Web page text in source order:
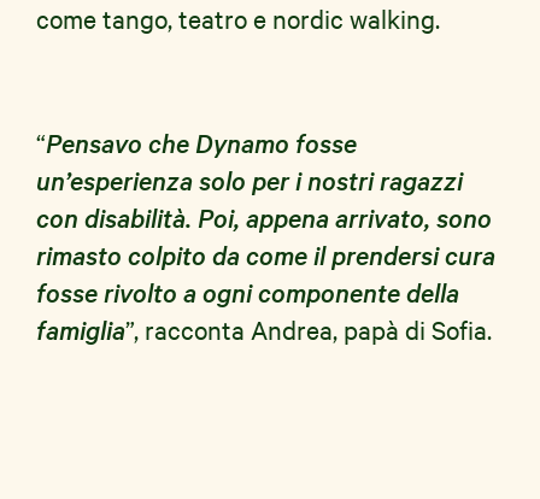
come tango, teatro e nordic walking.
“Pensavo che Dynamo fosse
un’esperienza solo per i nostri ragazzi
con disabilità. Poi, appena arrivato, sono
rimasto colpito da come il prendersi cura
fosse rivolto a ogni componente della
famiglia”, racconta Andrea, papà di Sofia.